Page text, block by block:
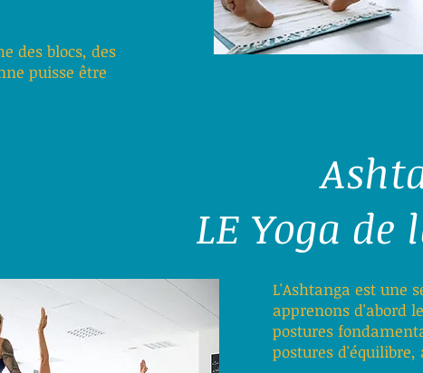
des blocs, des
puisse être
LE Yoga
L'Ashtanga est une
apprenons d'abord
postures
postures